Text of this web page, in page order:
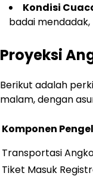
Kondisi
badai
Proyeksi
Berikut adalah
malam, dengan
Komponen
Transportasi
Tiket Masuk